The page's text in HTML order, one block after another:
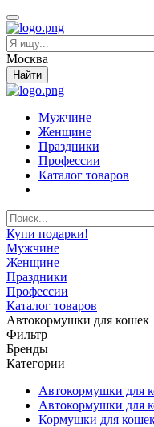
Москва
Найти
Мужчине
Женщине
Праздники
Профессии
Каталог товаров
Купи подарки!
Мужчине
Женщине
Праздники
Профессии
Каталог товаров
Автокормушки для кошек
Фильтр
Бренды
Категории
Автокормушки для
Автокормушки для
Кормушки для